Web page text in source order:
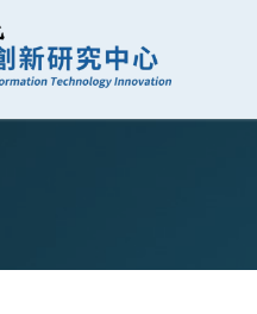
研究中心